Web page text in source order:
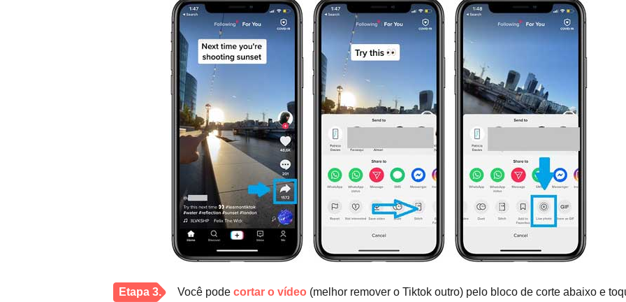
Etapa 3. Você pode cortar o vídeo (melhor remover o Tiktok outro) pelo bloco de corte abaixo e